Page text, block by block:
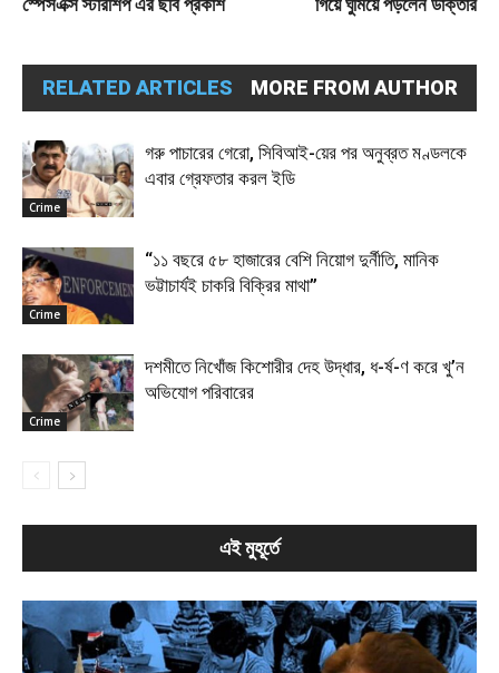
RELATED ARTICLES MORE FROM AUTHOR
Crime
গরু পাচারের গেরো, সিবিআই-য়ের পর অনুব্রত মণ্ডলকে
এবার গ্রেফতার করল ইডি
Crime
“১১ বছরে ৫৮ হাজারের বেশি নিয়োগ দুর্নীতি, মানিক
ভট্টাচার্যই চাকরি বিক্রির মাথা”
Crime
দশমীতে নিখোঁজ কিশোরীর দেহ উদ্ধার, ধ-র্ষ-ণ করে খু’ন
অভিযোগ পরিবারের
এই মুহূর্তে